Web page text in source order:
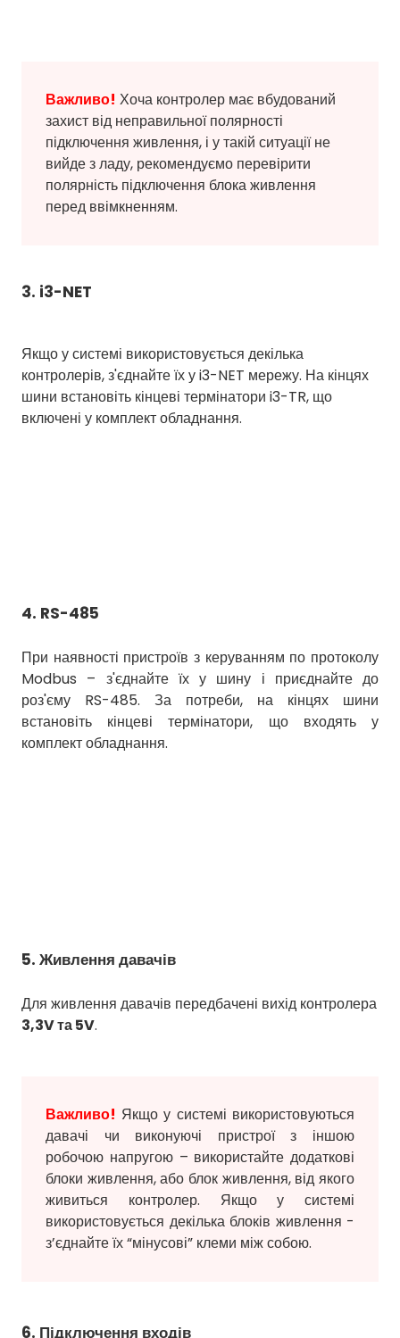
Важливо! Хоча контролер має вбудований
захист від неправильної полярності
підключення живлення, і у такій ситуації не
вийде з ладу, рекомендуємо перевірити
полярність підключення блока живлення
перед ввімкненням.
3. i3-NET
Якщо у системі використовується декілька
контролерів, з'єднайте їх у i3-NET мережу. На кінцях
шини встановіть кінцеві термінатори i3-TR, що
включені у комплект обладнання.
4. RS-485
При наявності пристроїв з керуванням по протоколу
Modbus – з'єднайте їх у шину і приєднайте до
роз'єму RS-485. За потреби, на кінцях шини
встановіть кінцеві термінатори, що входять у
комплект обладнання.
5. Живлення давачів
Для живлення давачів передбачені вихід контролера
3,3V та 5V.
Важливо! Якщо у системі використовуються
давачі чи виконуючі пристрої з іншою
робочою напругою – використайте додаткові
блоки живлення, або блок живлення, від якого
живиться контролер. Якщо у системі
використовується декілька блоків живлення -
з’єднайте їх “мінусові” клеми між собою.
6. Підключення входів